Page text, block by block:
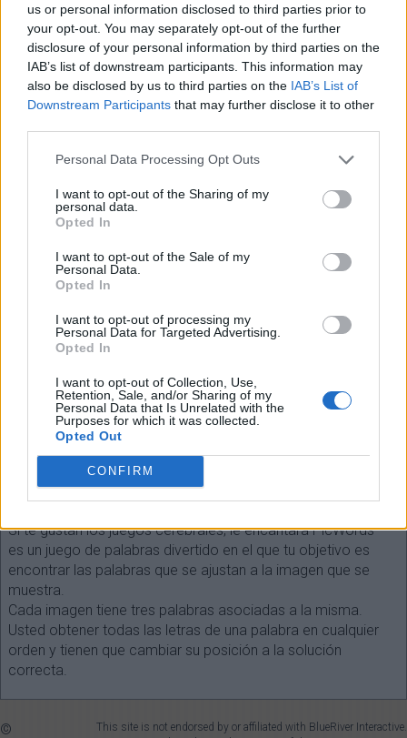
us or personal information disclosed to third parties prior to
your opt-out. You may separately opt-out of the further
disclosure of your personal information by third parties on the
IAB’s list of downstream participants. This information may
also be disclosed by us to third parties on the IAB’s List of
Downstream Participants that may further disclose it to other
Personal Data Processing Opt Outs
I want to opt-out of the Sharing of my
personal data.
Opted In
I want to opt-out of the Sale of my
Personal Data.
Opted In
I want to opt-out of processing my
Personal Data for Targeted Advertising.
Opted In
I want to opt-out of Collection, Use,
Retention, Sale, and/or Sharing of my
Personal Data that Is Unrelated with the
Purposes for which it was collected.
Opted Out
CONFIRM
Espalda
(90votos, media: fuera de 5
Seleccione cada longitud de palabra:
¡Buscar!
SOBRE EL JUEGO
Si te gustan los juegos cerebrales, le encantará PicWords ™ -
es un juego de palabras divertido en el que tu objetivo es
encontrar las palabras que se ajustan a la imagen que se
muestra.
Cada imagen tiene tres palabras asociadas a la misma.
Usted obtener todas las letras de una palabra en cualquier
orden y tienen que cambiar su posición a la solución
correcta.
This site is not endorsed by or affiliated with BlueRiver Interactive.
©